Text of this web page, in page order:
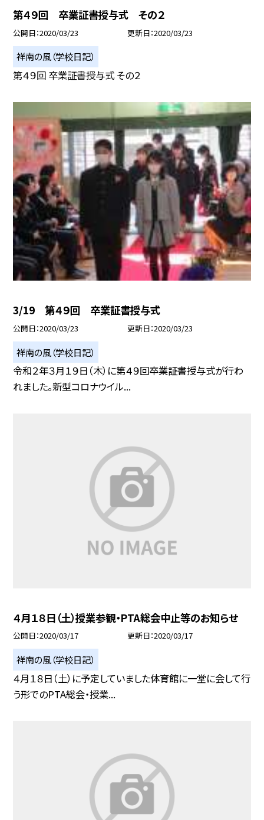
第４９回 卒業証書授与式 その２
公開日 2020/03/23 更新日 2020/03/23
祥南の風（学校日記）
第４９回 卒業証書授与式 その２
3/19 第４９回 卒業証書授与式
公開日 2020/03/23 更新日 2020/03/23
祥南の風（学校日記）
令和２年３月１９日（木）に第４９回卒業証書授与式が行わ
れました。新型コロナウイル...
４月１８日（土）授業参観・PTA総会中止等のお知らせ
公開日 2020/03/17 更新日 2020/03/17
祥南の風（学校日記）
４月１８日（土）に予定していました体育館に一堂に会して行
う形でのPTA総会・授業...